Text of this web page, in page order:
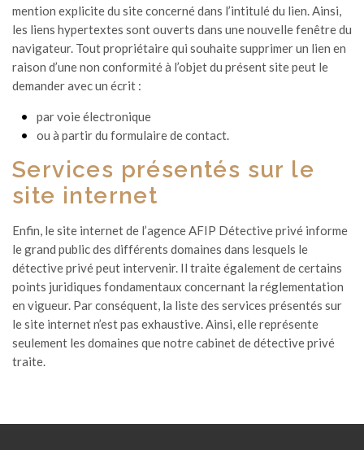
mention explicite du site concerné dans l’intitulé du lien. Ainsi,
les liens hypertextes sont ouverts dans une nouvelle fenêtre du
navigateur. Tout propriétaire qui souhaite supprimer un lien en
raison d’une non conformité à l’objet du présent site peut le
demander avec un écrit :
par voie électronique
ou à partir du formulaire de contact.
Services présentés sur le
site internet
Enfin, le site internet de l’agence AFIP Détective privé informe
le grand public des différents domaines dans lesquels le
détective privé peut intervenir. Il traite également de certains
points juridiques fondamentaux concernant la réglementation
en vigueur. Par conséquent, la liste des services présentés sur
le site internet n’est pas exhaustive. Ainsi, elle représente
seulement les domaines que notre cabinet de détective privé
traite.